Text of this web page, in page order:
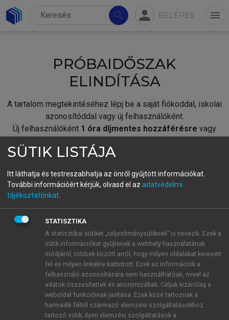
search person BELÉPÉS menu
PRÓBAIDŐSZAK
ELINDÍTÁSA
A tartalom megtekintéséhez lépj be a saját fiókoddal, iskolai
azonosítóddal vagy új felhasználóként.
Új felhasználóként 1 óra díjmentes hozzáférésre vagy
fiókoddal,vagy hozz létre új fiókot.
A regisztráció után apróbaidőszakautomatikusan
BELÉPÉS SAJÁT FIÓKKAL
ÚJ FIÓK LÉTREHOZÁSA
1 óra díjmentes hozzáférés
E-MAIL-CÍM
SÜTIK LISTÁJA
Itt láthatja és testreszabhatja az önről gyűjtött információkat.
További információért kérjük, olvasd el az adatvédelmi
tájékoztatónkat
STATISZTIKA
A statisztikai sütiket „teljesítménysütiknek” is nevezik. Ezek a
sütik információkat gyűjtenek a webhely használatának
módjáról, többek között arról, hogy milyen oldalakat keresett
fel és milyen linkekre kattintott. Ezek az információk a
felhasználó azonosítására nem használhatóak, mivel az
adatok összesítettek és anonimizáltak. Céljuk kizárólag a
weboldal funkcióinak javítása. Ezek közé tartoznak a
harmadik féltől származó elemzési szolgáltatásokhoz
tartozó sütik; ilyen elemzési szolgáltatások a